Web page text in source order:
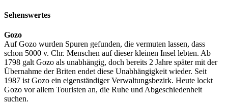
Sehenswertes
Gozo
Auf Gozo wurden Spuren gefunden, die vermuten lassen, dass
schon 5000 v. Chr. Menschen auf dieser kleinen Insel lebten. Ab
1798 galt Gozo als unabhängig, doch bereits 2 Jahre später mit der
Übernahme der Briten endet diese Unabhängigkeit wieder. Seit
1987 ist Gozo ein eigenständiger Verwaltungsbezirk. Heute lockt
Gozo vor allem Touristen an, die Ruhe und Abgeschiedenheit
suchen.